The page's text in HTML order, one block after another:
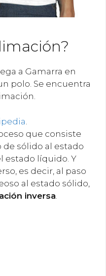
a Gamarra en
polo. Se encuentra
que consiste
sólido al estado
estado líquido. Y
es decir, al paso
al estado sólido,
inversa